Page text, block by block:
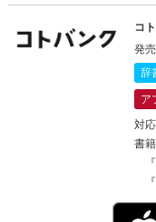
コ
発
辞
ア
対
書
『
『